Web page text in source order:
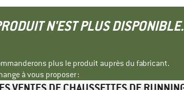
N'EST PLUS
plus le produit auprès du fabricant.
à vous proposer :